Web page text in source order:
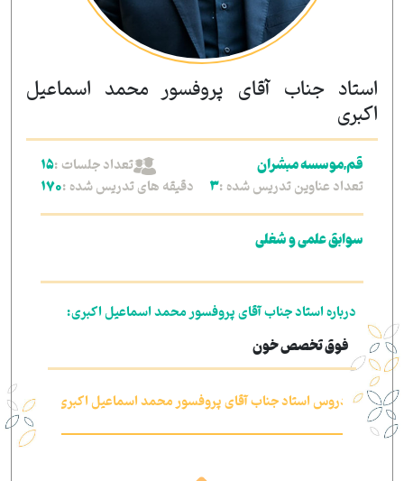
استاد جناب آقای پروفسور محمد اسماعیل
اکبری
قم,موسسه مبشران تعداد جلسات :15
تعداد عناوین تدریس شده :3 دقیقه های تدریس شده :170
سوابق علمی و شغلی
درباره استاد جناب آقای پروفسور محمد اسماعیل اکبری:
فوق تخصص خون
دروس استاد جناب آقای پروفسور محمد اسماعیل اکبری